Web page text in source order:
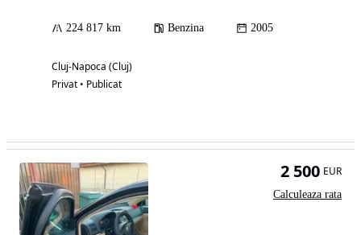
224 817 km Benzina 2005
Cluj-Napoca (Cluj)
Privat • Publicat
2 500 EUR
Calculeaza rata